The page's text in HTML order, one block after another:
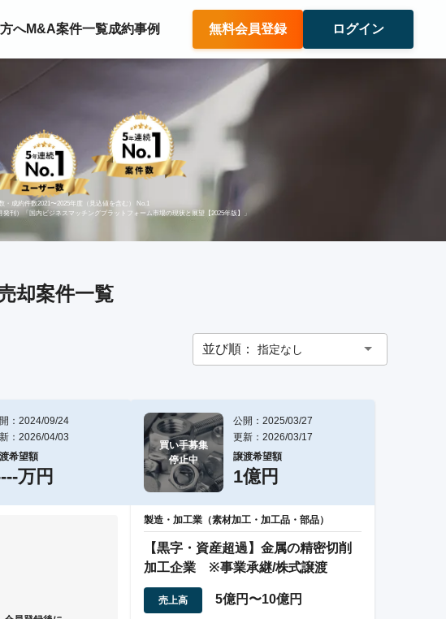
へM&A案件一覧成約事例 無料会員登録 ログイン
成約件数2021〜2025年度（見込値を含む） No.1
刊）「国内ビジネスマッチングプラットフォーム市場の現状と展望【2025年版】」
却案件一覧
並び順： 指定なし
：2024/09/24
：2026/04/03
希望額
万円
買い手募集
停止中
公開：2025/03/27
更新：2026/03/17
譲渡希望額
1億円
製造・加工業（素材加工・加工品・部品）
【黒字・資産超過】金属の精密切削
加工企業 ※事業承継/株式譲渡
売上高 5億円〜10億円